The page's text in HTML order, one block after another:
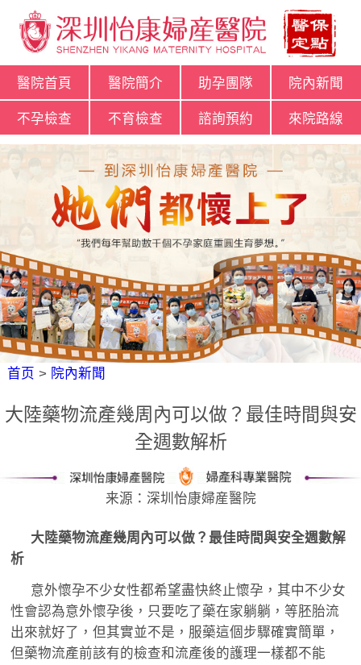
醫院首頁 醫院簡介 助孕團隊 院內新聞
不孕檢查 不育檢查 諮詢預約 來院路線
首页 > 院內新聞
大陸藥物流產幾周內可以做？最佳時間與安
全週數解析
来源：深圳怡康婦産醫院
大陸藥物流產幾周內可以做？最佳時間與安全週數解
析
意外懷孕不少女性都希望盡快終止懷孕，其中不少女
性會認為意外懷孕後，只要吃了藥在家躺躺，等胚胎流
出來就好了，但其實並不是，服藥這個步驟確實簡單，
但藥物流產前該有的檢查和流產後的護理一樣都不能